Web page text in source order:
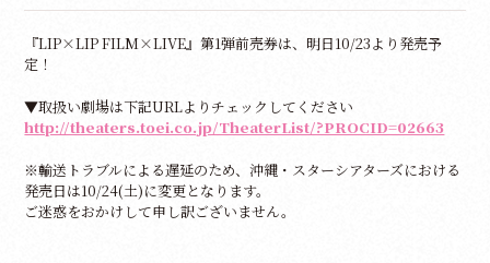
『LIP×LIP FILM×LIVE』第1弾前売券は、明日10/23より発売予
定！
▼取扱い劇場は下記URLよりチェックしてください
http://theaters.toei.co.jp/TheaterList/?PROCID=02663
※輸送トラブルによる遅延のため、沖縄・スターシアターズにおける
発売日は10/24(土)に変更となります。
ご迷惑をおかけして申し訳ございません。